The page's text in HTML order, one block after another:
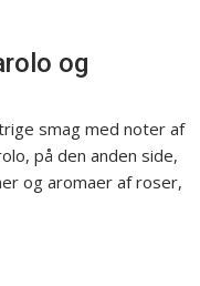
og
smag med noter af
på den anden side,
og aromaer af roser,